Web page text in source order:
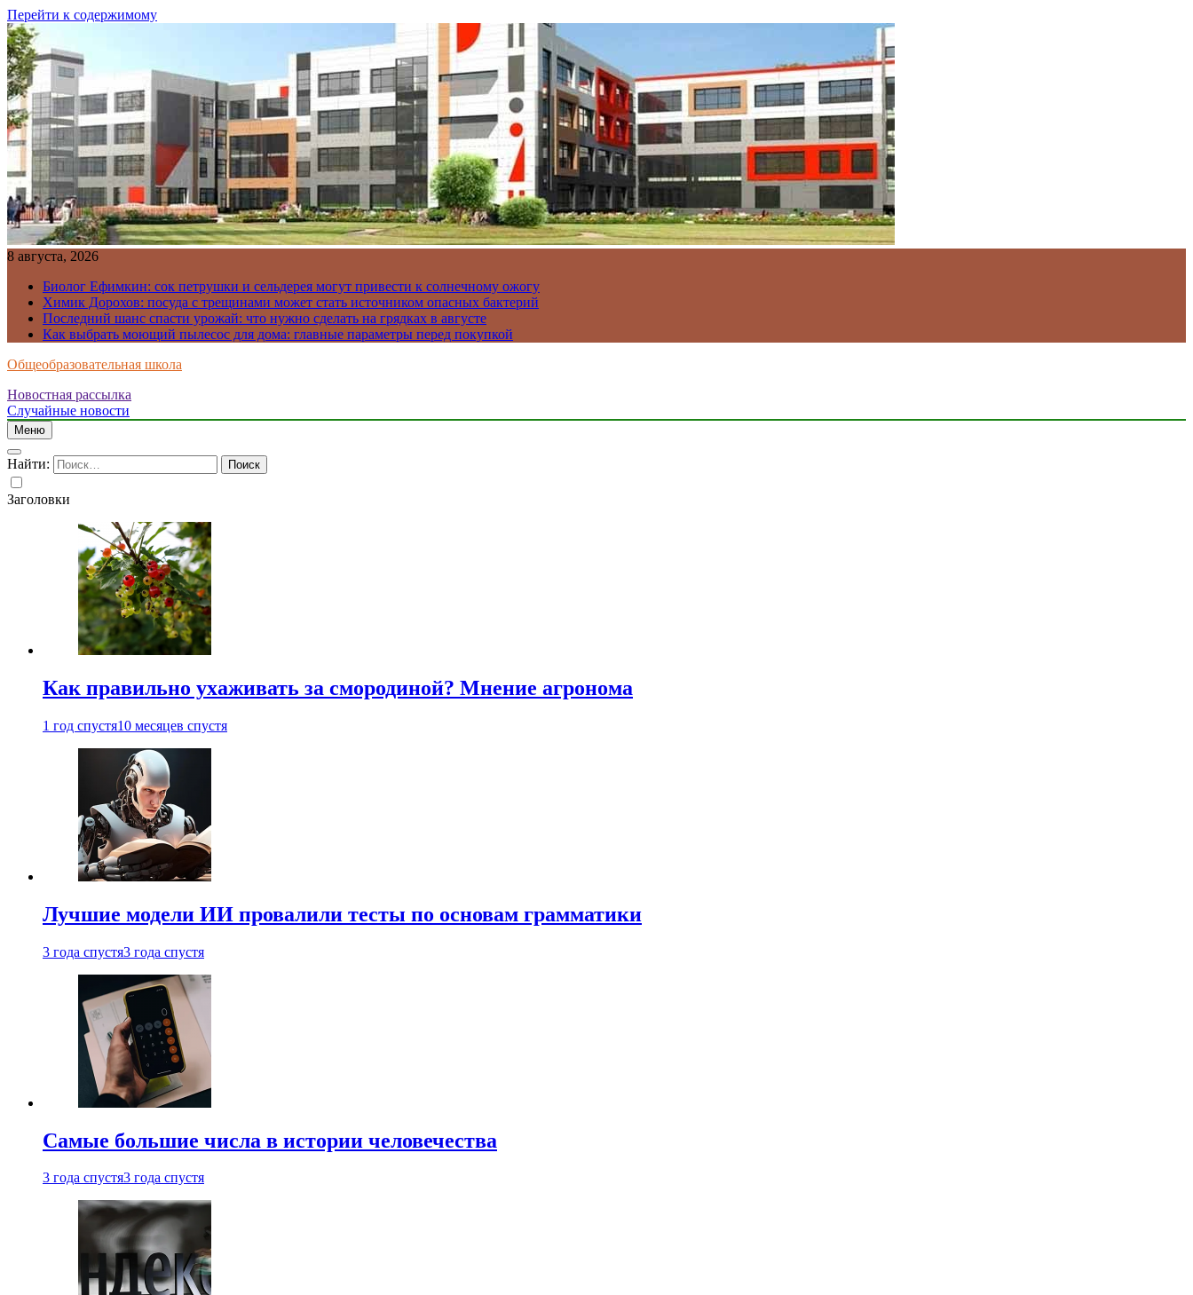
Перейти к содержимому
8 августа, 2026
Биолог Ефимкин: сок петрушки и сельдерея могут привести к солнечному ожогу
Химик Дорохов: посуда с трещинами может стать источником опасных бактерий
Последний шанс спасти урожай: что нужно сделать на грядках в августе
Как выбрать моющий пылесос для дома: главные параметры перед покупкой
Общеобразовательная школа
Новостная рассылка
Случайные новости
Меню
Найти:
Заголовки
Как правильно ухаживать за смородиной? Мнение агронома
1 год спустя10 месяцев спустя
Лучшие модели ИИ провалили тесты по основам грамматики
3 года спустя3 года спустя
Самые большие числа в истории человечества
3 года спустя3 года спустя